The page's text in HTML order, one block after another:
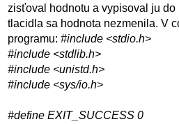
zisťoval hodnotu a vypisoval ju do
tlacidla sa hodnota nezmenila. V
programu:#include <stdio.h>
#include <stdlib.h>
#include <unistd.h>
#include <sys/io.h>
#define EXIT_SUCCESS 0